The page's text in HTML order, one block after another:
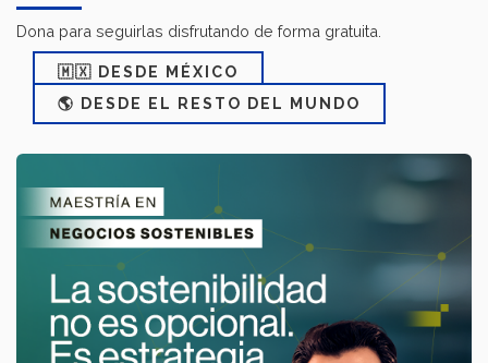
Dona para seguirlas disfrutando de forma gratuita.
🇲🇽 DESDE MÉXICO
🌎 DESDE EL RESTO DEL MUNDO